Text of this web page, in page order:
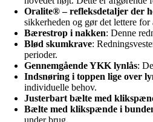
Oralite® – refleksdetaljer der
sikkerheden og gør det lettere for
Bærestrop i nakken: Denne
Blød skumkrave:
perioder.
Gennemgående YKK lynlås:
Indsnøring i toppen lige over
individuelle behov.
Justerbart bælte med
Bælte med klikspænde i
under brug.